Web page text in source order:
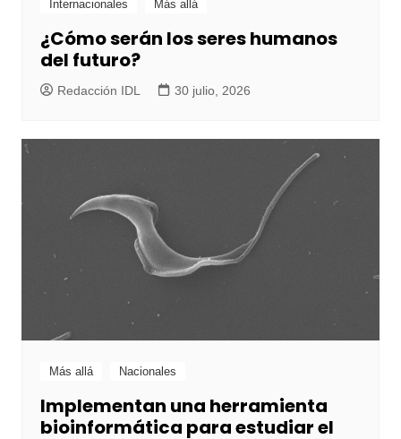
Internacionales Más allá
¿Cómo serán los seres humanos
del futuro?
Redacción IDL 30 julio, 2026
Más allá Nacionales
Implementan una herramienta
bioinformática para estudiar el